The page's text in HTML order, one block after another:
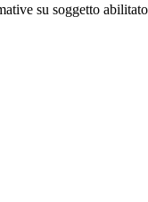
su soggetto